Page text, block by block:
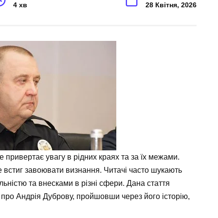
4 хв 28 Квітня, 2026
увагу в рідних краях та за їх межами.
встиг завоювати визнання. Читачі часто шукають
та внесками в різні сфери. Дана стаття
Андрія Дуброву, пройшовши через його історію,